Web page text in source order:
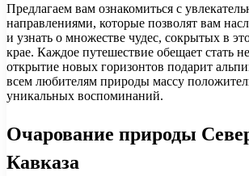
Предлагаем вам ознакомиться с
направлениями, которые позволят вам
и узнать о множестве чудес, сокрытых в
крае. Каждое путешествие обещает стать
открытие новых горизонтов подарит
всем любителям природы массу
уникальных воспоминаний.
Очарование природы
Кавказа